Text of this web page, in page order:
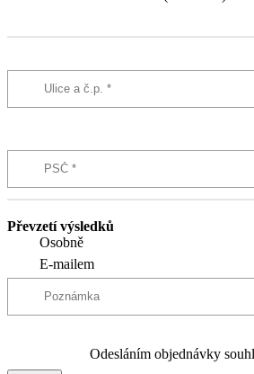
Převzetí výsledků
Osobně
E-mailem
Odesláním objednávky